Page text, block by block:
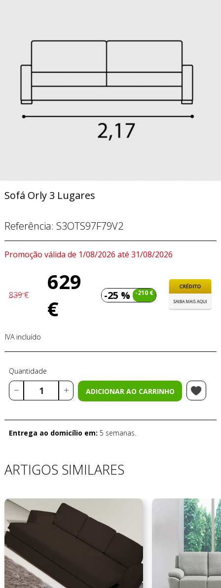
Sofá Orly 3 Lugares
Referência: S3OTS97F79V2
Promoção válida de 1/08/2026 até 31/08/2026
839 €
629
€
-25 % -210 €
IVA incluído
Quantidade
ADICIONAR AO CARRINHO
Entrega ao domicílio em: 5 semanas.
ARTIGOS SIMILARES